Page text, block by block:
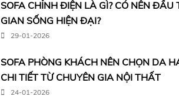
SOFA CHỈNH ĐIỆN LÀ GÌ? CÓ NÊN ĐẦU
GIAN SỐNG HIỆN ĐẠI?
29-01-2026
SOFA PHÒNG KHÁCH NÊN CHỌN DA
CHI TIẾT TỪ CHUYÊN GIA NỘI THẤT
24-01-2026